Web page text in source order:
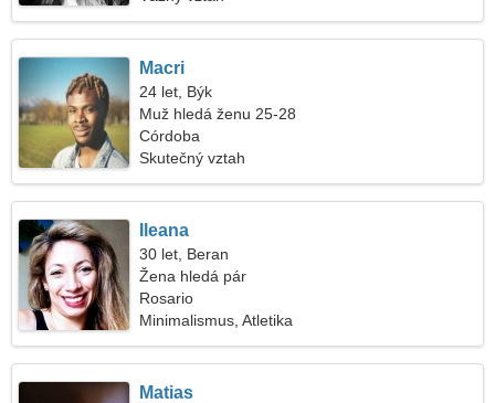
Macri
24 let, Býk
Muž hledá ženu 25-28
Córdoba
Skutečný vztah
Ileana
30 let, Beran
Žena hledá pár
Rosario
Minimalismus, Atletika
Matias